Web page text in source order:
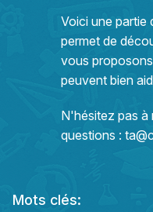
Voici une partie
permet de
vous
peuvent bien
N'hésitez pas
questions :
Mots clés: